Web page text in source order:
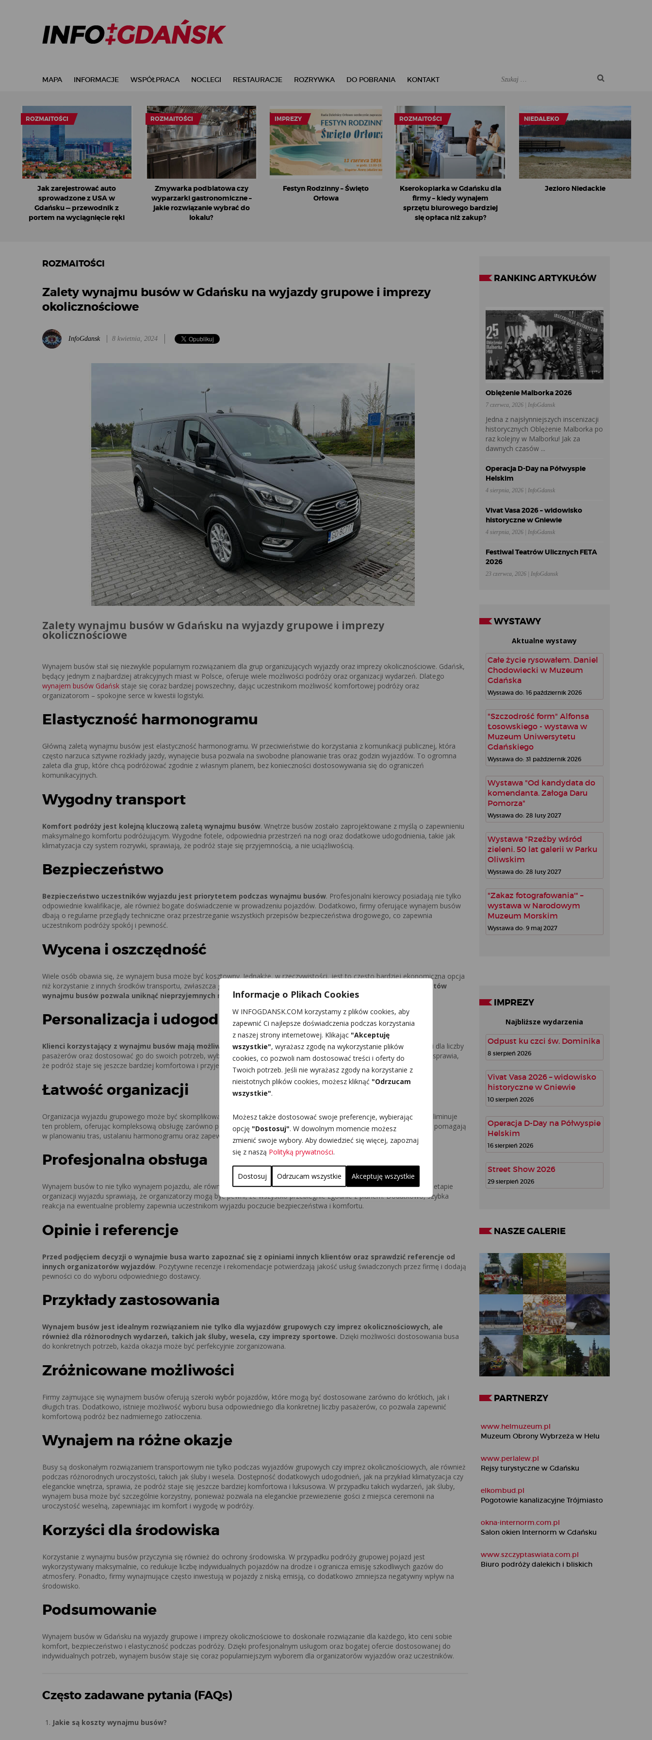
Informacje o Plikach Cookies
W INFOGDANSK.COM korzystamy z plików cookies, aby
zapewnić Ci najlepsze doświadczenia podczas korzystania
z naszej strony internetowej. Klikając "Akceptuję
wszystkie", wyrażasz zgodę na wykorzystanie plików
cookies, co pozwoli nam dostosować treści i oferty do
Twoich potrzeb. Jeśli nie wyrażasz zgody na korzystanie z
nieistotnych plików cookies, możesz kliknąć "Odrzucam
wszystkie".
Możesz także dostosować swoje preferencje, wybierając
opcję "Dostosuj". W dowolnym momencie możesz
zmienić swoje wybory. Aby dowiedzieć się więcej, zapoznaj
się z naszą Polityką prywatności.
Dostosuj Odrzucam wszystkie Akceptuję wszystkie
MAPA INFORMACJE WSPÓŁPRACA NOCLEGI RESTAURACJE ROZRYWKA DO POBRANIA KONTAKT
ROZMAITOŚCI
Jak zarejestrować auto
sprowadzone z USA w
Gdańsku — przewodnik z
portem na wyciągnięcie ręki
ROZMAITOŚCI
Zmywarka podblatowa czy
wyparzarki gastronomiczne –
jakie rozwiązanie wybrać do
lokalu?
IMPREZY
Festyn Rodzinny – Święto
Orłowa
ROZMAITOŚCI
Kserokopiarka w Gdańsku dla
firmy – kiedy wynajem
sprzętu biurowego bardziej
się opłaca niż zakup?
NIEDALEKO
Jezioro Niedackie
ROZMAITOŚCI
Zalety wynajmu busów w Gdańsku na wyjazdy grupowe i imprezy
okolicznościowe
InfoGdansk 8 kwietnia, 2024
Zalety wynajmu busów w Gdańsku na wyjazdy grupowe i imprezy
okolicznościowe
Wynajem busów stał się niezwykle popularnym rozwiązaniem dla grup organizujących wyjazdy oraz imprezy okolicznościowe. Gdańsk,
będący jednym z najbardziej atrakcyjnych miast w Polsce, oferuje wiele możliwości podróży oraz organizacji wydarzeń. Dlatego
wynajem busów Gdańsk staje się coraz bardziej powszechny, dając uczestnikom możliwość komfortowej podróży oraz
organizatorom – spokojne serce w kwestii logistyki.
Elastyczność harmonogramu
Główną zaletą wynajmu busów jest elastyczność harmonogramu. W przeciwieństwie do korzystania z komunikacji publicznej, która
często narzuca sztywne rozkłady jazdy, wynajęcie busa pozwala na swobodne planowanie tras oraz godzin wyjazdów. To ogromna
zaleta dla grup, które chcą podróżować zgodnie z własnym planem, bez konieczności dostosowywania się do ograniczeń
komunikacyjnych.
Wygodny transport
Komfort podróży jest kolejną kluczową zaletą wynajmu busów. Wnętrze busów zostało zaprojektowane z myślą o zapewnieniu
maksymalnego komfortu podróżującym. Wygodne fotele, odpowiednia przestrzeń na nogi oraz dodatkowe udogodnienia, takie jak
klimatyzacja czy system rozrywki, sprawiają, że podróż staje się przyjemnością, a nie uciążliwością.
Bezpieczeństwo
Bezpieczeństwo uczestników wyjazdu jest priorytetem podczas wynajmu busów. Profesjonalni kierowcy posiadają nie tylko
odpowiednie kwalifikacje, ale również bogate doświadczenie w prowadzeniu pojazdów. Dodatkowo, firmy oferujące wynajem busów
dbają o regularne przeglądy techniczne oraz przestrzeganie wszystkich przepisów bezpieczeństwa drogowego, co zapewnia
uczestnikom podróży spokój i pewność.
Wycena i oszczędność
Wiele osób obawia się, że wynajem busa może być kosztowny. Jednakże, w rzeczywistości, jest to często bardziej ekonomiczna opcja
niż korzystanie z innych środków transportu, zwłaszcza gdy podróżują większe grupy.
Dodatkowo, transparentność kosztów
wynajmu busów pozwala uniknąć nieprzyjemnych niespodzianek związanych z ukrytymi opłatami.
Personalizacja i udogodnienia
Klienci korzystający z wynajmu busów mają możliwość personalizacji swojej podróży . Mogą wybrać bus odpowiedni dla liczby
pasażerów oraz dostosować go do swoich potrzeb, wybierając dodatkowe udogodnienia, takie jak WiFi, DVD czy stoliki. To sprawia,
że podróż staje się jeszcze bardziej komfortowa i przyjemna dla wszystkich uczestników.
Łatwość organizacji
Organizacja wyjazdu grupowego może być skomplikowana, zwłaszcza jeśli chodzi o logistykę transportu. Wynajem busów eliminuje
ten problem, oferując kompleksową obsługę zarówno przed, jak i w trakcie podróży. Firmy zajmujące się wynajmem busów pomagają
w planowaniu tras, ustalaniu harmonogramu oraz zapewniają szybką reakcję na ewentualne problemy.
Profesjonalna obsługa
Wynajem busów to nie tylko wynajem pojazdu, ale również usługa profesjonalnej obsługi. Doradztwo i wsparcie na każdym etapie
organizacji wyjazdu sprawiają, że organizatorzy mogą być pewni, że wszystko przebiegnie zgodnie z planem. Dodatkowo, szybka
reakcja na ewentualne problemy zapewnia uczestnikom wyjazdu poczucie bezpieczeństwa i komfortu.
Opinie i referencje
Przed podjęciem decyzji o wynajmie busa warto zapoznać się z opiniami innych klientów oraz sprawdzić referencje od
innych organizatorów wyjazdów. Pozytywne recenzje i rekomendacje potwierdzają jakość usług świadczonych przez firmę i dodają
pewności co do wyboru odpowiedniego dostawcy.
Przykłady zastosowania
Wynajem busów jest idealnym rozwiązaniem nie tylko dla wyjazdów grupowych czy imprez okolicznościowych, ale
również dla różnorodnych wydarzeń, takich jak śluby, wesela, czy imprezy sportowe. Dzięki możliwości dostosowania busa
do konkretnych potrzeb, każda okazja może być perfekcyjnie zorganizowana.
Zróżnicowane możliwości
Firmy zajmujące się wynajmem busów oferują szeroki wybór pojazdów, które mogą być dostosowane zarówno do krótkich, jak i
długich tras. Dodatkowo, istnieje możliwość wyboru busa odpowiedniego dla konkretnej liczby pasażerów, co pozwala zapewnić
komfortową podróż bez nadmiernego zatłoczenia.
Wynajem na różne okazje
Busy są doskonałym rozwiązaniem transportowym nie tylko podczas wyjazdów grupowych czy imprez okolicznościowych, ale również
podczas różnorodnych uroczystości, takich jak śluby i wesela. Dostępność dodatkowych udogodnień, jak na przykład klimatyzacja czy
eleganckie wnętrza, sprawia, że podróż staje się jeszcze bardziej komfortowa i luksusowa. W przypadku takich wydarzeń, jak śluby,
wynajem busa może być szczególnie korzystny, ponieważ pozwala na eleganckie przewiezienie gości z miejsca ceremonii na
uroczystość weselną, zapewniając im komfort i wygodę w podróży.
Korzyści dla środowiska
Korzystanie z wynajmu busów przyczynia się również do ochrony środowiska. W przypadku podróży grupowej pojazd jest
wykorzystywany maksymalnie, co redukuje liczbę indywidualnych pojazdów na drodze i ogranicza emisję szkodliwych gazów do
atmosfery. Ponadto, firmy wynajmujące często inwestują w pojazdy z niską emisją, co dodatkowo zmniejsza negatywny wpływ na
środowisko.
Podsumowanie
Wynajem busów w Gdańsku na wyjazdy grupowe i imprezy okolicznościowe to doskonałe rozwiązanie dla każdego, kto ceni sobie
komfort, bezpieczeństwo i elastyczność podczas podróży. Dzięki profesjonalnym usługom oraz bogatej ofercie dostosowanej do
indywidualnych potrzeb, wynajem busów staje się coraz popularniejszym wyborem dla organizatorów wyjazdów oraz uczestników.
Często zadawane pytania (FAQs)
Jakie są koszty wynajmu busów?
RANKING ARTYKUŁÓW
Oblężenie Malborka 2026
7 czerwca, 2026 | InfoGdansk
Jedna z najsłynniejszych inscenizacji
historycznych Oblężenie Malborka po
raz kolejny w Malborku! Jak za
dawnych czasów ...
Operacja D-Day na Półwyspie
Helskim
4 sierpnia, 2026 | InfoGdansk
Vivat Vasa 2026 – widowisko
historyczne w Gniewie
4 sierpnia, 2026 | InfoGdansk
Festiwal Teatrów Ulicznych FETA
2026
23 czerwca, 2026 | InfoGdansk
WYSTAWY
Aktualne wystawy
Całe życie rysowałem. Daniel
Chodowiecki w Muzeum
Gdańska
Wystawa do: 16 październik 2026
"Szczodrość form" Alfonsa
Łosowskiego - wystawa w
Muzeum Uniwersytetu
Gdańskiego
Wystawa do: 31 październik 2026
Wystawa "Od kandydata do
komendanta. Załoga Daru
Pomorza"
Wystawa do: 28 luty 2027
Wystawa "Rzeźby wśród
zieleni. 50 lat galerii w Parku
Oliwskim
Wystawa do: 28 luty 2027
"Zakaz fotografowania'" –
wystawa w Narodowym
Muzeum Morskim
Wystawa do: 9 maj 2027
IMPREZY
Najbliższe wydarzenia
Odpust ku czci św. Dominika
8 sierpień 2026
Vivat Vasa 2026 – widowisko
historyczne w Gniewie
10 sierpień 2026
Operacja D-Day na Półwyspie
Helskim
16 sierpień 2026
Street Show 2026
29 sierpień 2026
NASZE GALERIE
PARTNERZY
www.helmuzeum.pl
Muzeum Obrony Wybrzeża w Helu
www.perlalew.pl
Rejsy turystyczne w Gdańsku
elkombud.pl
Pogotowie kanalizacyjne Trójmiasto
okna-internorm.com.pl
Salon okien Internorm w Gdańsku
www.szczyptaswiata.com.pl
Biuro podróży dalekich i bliskich